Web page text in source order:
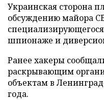
Украинская сторона
обсуждению майора
шпионаже и
Ранее хакеры
раскрывающим
объектам в
года.